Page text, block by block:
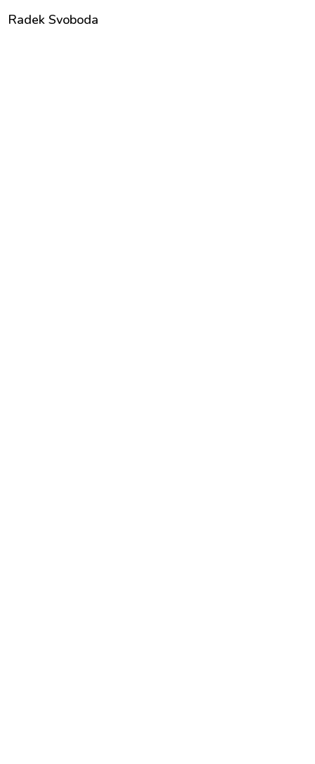
Radek Svoboda